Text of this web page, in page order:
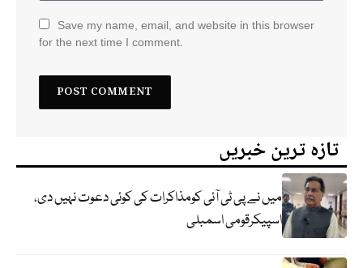
Save my name, email, and website in this browser
for the next time I comment.
تازہ ترین خبریں
میں نے پی ٹی آئی کومذاکرات کی کوئی دعوت نہیں دی،
اسپیکرقومی اسمبلی